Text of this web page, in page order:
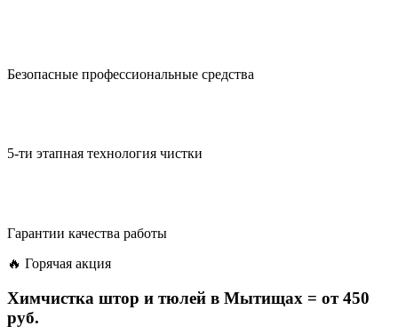
Безопасные профессиональные средства
5-ти этапная технология чистки
Гарантии качества работы
🔥 Горячая акция
Химчистка штор и тюлей в Мытищах = от 450
руб.